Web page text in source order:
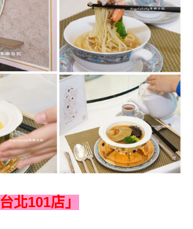
北101店」